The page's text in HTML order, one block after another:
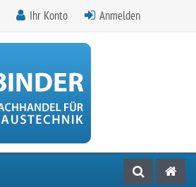
Ihr Konto Anmelden